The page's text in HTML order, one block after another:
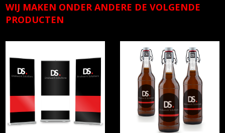
WIJ MAKEN ONDER ANDERE DE VOLGENDE
PRODUCTEN